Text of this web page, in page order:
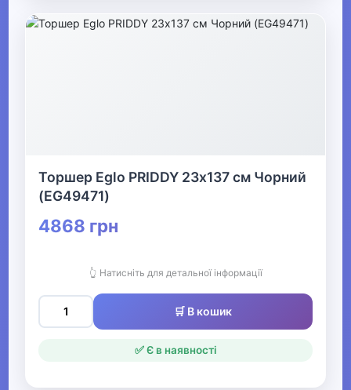
Торшер Eglo PRIDDY 23х137 см Чорний
(EG49471)
4868 грн
👆 Натисніть для детальної інформації
🛒 В кошик
✅ Є в наявності